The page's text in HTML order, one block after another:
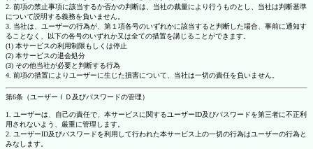
2. 前項の禁止事項に該当するか否かの判断は、当社の裁量により行うものとし、当社は判断基準
について説明する義務を負いません。
3. 当社は、ユーザーの行為が、第１項各号のいずれかに該当すると判断した場合、事前に通知す
ることなく、以下の各号のいずれか又は全ての措置を講じることができます。
(1) 本サービスの利用制限もしくは停止
(2) 本サービスの退会処分
(3) その他当社が必要と判断する行為
4. 前項の措置によりユーザーに生じた損害について、当社は一切の責任を負いません。
第6条（ユーザーＩＤ及びパスワードの管理）
1. ユーザーは、自己の責任で、本サービスに関するユーザーID及びパスワードを第三者に不正利
用されないよう、厳重に管理します。
2. ユーザーID及びパスワードを利用して行われた本サービス上の一切の行為はユーザーの行為と
みなします。